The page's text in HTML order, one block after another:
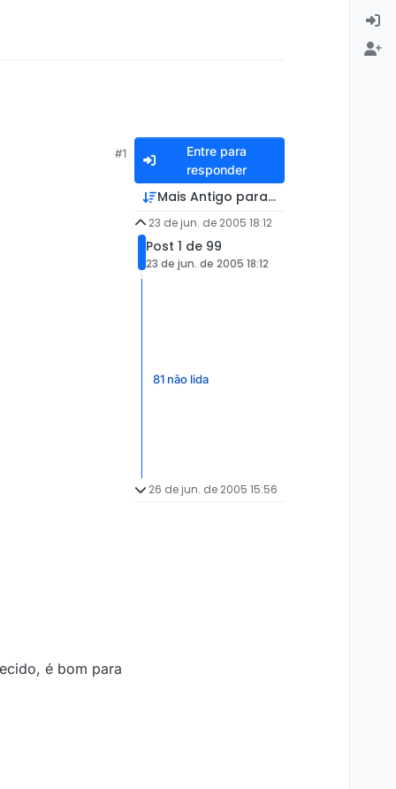
#1
é bom para
Entre para
responder
Mais Antigo para Mais Recente
23 de jun. de 2005 18:12
Post 1 de 99
23 de jun. de 2005 18:12
81 não lida
26 de jun. de 2005 15:56